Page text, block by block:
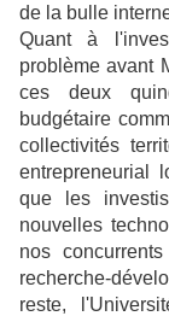
de la bulle
Quant à
problème avant
ces deux
budgétaire
collectivités
entrepreneurial
que les
nouvelles
nos
recherche-
reste,